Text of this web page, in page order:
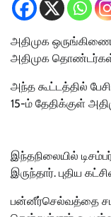
அதிமுக
அதிமுக தொண்டர்கள்
அந்த கூட்டத்தில்
15-ம் தேதிக்குள்
இந்தநிலையில்
இருந்தார். புதிய
பன்னீர்செல்வத்தை